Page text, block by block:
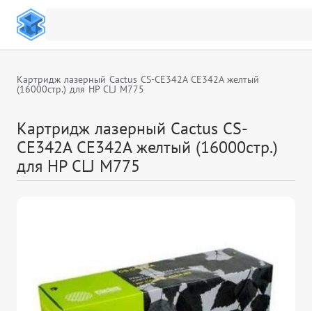
Картридж лазерный Cactus CS-CE342A CE342A желтый
(16000стр.) для HP CLJ M775
Картридж лазерный Cactus CS-
CE342A CE342A желтый (16000стр.)
для HP CLJ M775